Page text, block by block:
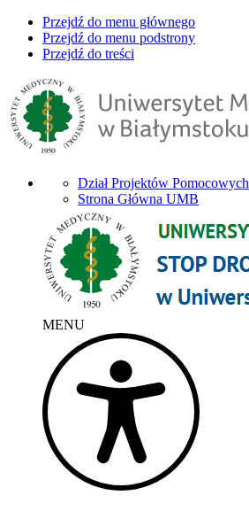
Przejdź do menu głównego
Przejdź do menu podstrony
Przejdź do treści
Dział Projektów Pomocowych
Strona Główna UMB
MENU